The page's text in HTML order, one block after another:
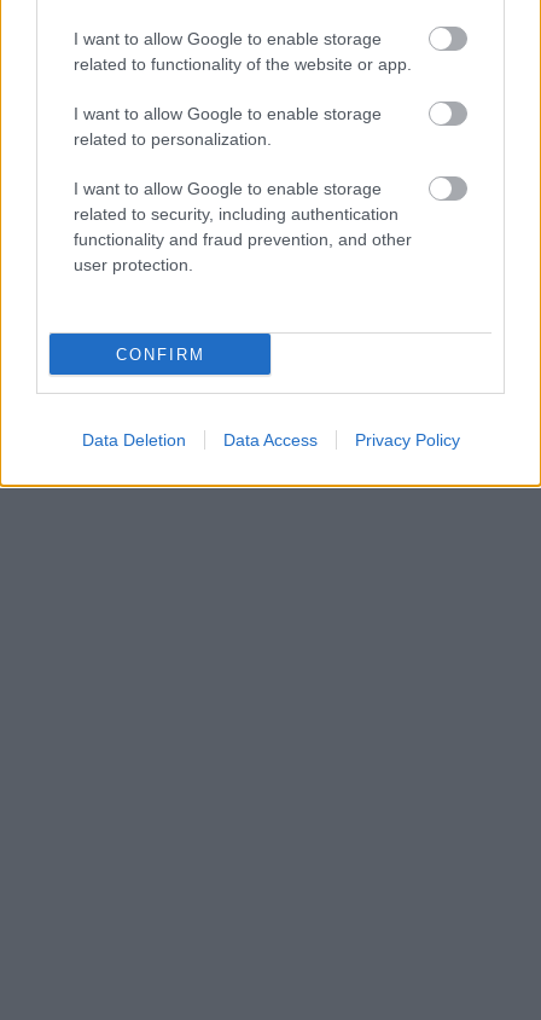
I want to allow Google to enable storage
related to functionality of the website or app.
I want to allow Google to enable storage
related to personalization.
I want to allow Google to enable storage
related to security, including authentication
functionality and fraud prevention, and other
user protection.
CONFIRM
Data Deletion Data Access Privacy Policy